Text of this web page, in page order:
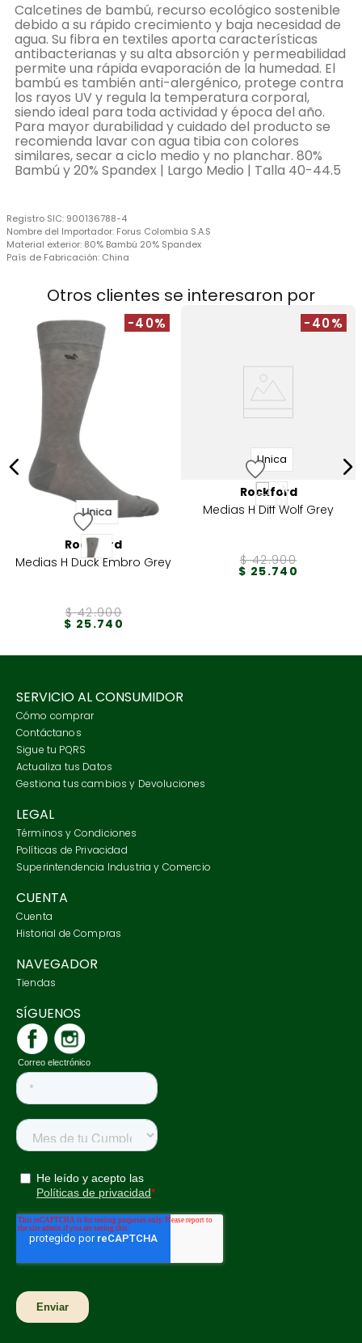
Calcetines de bambú, recurso ecológico sostenible
debido a su rápido crecimiento y baja necesidad de
agua. Su fibra en textiles aporta características
antibacterianas y su alta absorción y permeabilidad
permite una rápida evaporación de la humedad. El
bambú es también anti-alergénico, protege contra
los rayos UV y regula la temperatura corporal,
siendo ideal para toda actividad y época del año.
Para mayor durabilidad y cuidado del producto se
recomienda lavar con agua tibia con colores
similares, secar a ciclo medio y no planchar. 80%
Bambú y 20% Spandex | Largo Medio | Talla 40-44.5
Registro SIC: 900136788-4
Nombre del Importador: Forus Colombia S.A.S
Material exterior: 80% Bambú 20% Spandex
País de Fabricación: China
Otros clientes se interesaron por
-40%
Unica
Rockford
Medias H Duck Embro Grey
$ 42.900
$ 25.740
-40%
Unica
Rockford
Medias H Diff Wolf Grey
$ 42.900
$ 25.740
SERVICIO AL CONSUMIDOR
Cómo comprar
Contáctanos
Sigue tu PQRS
Actualiza tus Datos
Gestiona tus cambios y Devoluciones
LEGAL
Términos y Condiciones
Políticas de Privacidad
Superintendencia Industria y Comercio
CUENTA
Cuenta
Historial de Compras
NAVEGADOR
Tiendas
SÍGUENOS